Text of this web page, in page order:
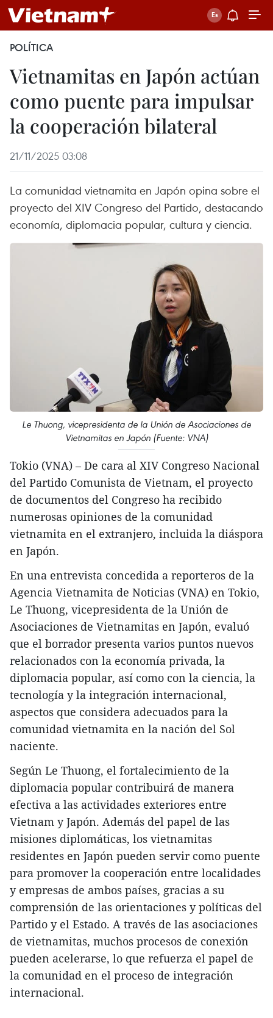
POLÍTICA
Vietnamitas en Japón actúan
como puente para impulsar
la cooperación bilateral
21/11/2025 03:08
La comunidad vietnamita en Japón opina sobre el
proyecto del XIV Congreso del Partido, destacando
economía, diplomacia popular, cultura y ciencia.
Le Thuong, vicepresidenta de la Unión de Asociaciones de
Vietnamitas en Japón (Fuente: VNA)
Tokio (VNA) – De cara al XIV Congreso Nacional
del Partido Comunista de Vietnam, el proyecto
de documentos del Congreso ha recibido
numerosas opiniones de la comunidad
vietnamita en el extranjero, incluida la diáspora
en Japón.
En una entrevista concedida a reporteros de la
Agencia Vietnamita de Noticias (VNA) en Tokio,
Le Thuong, vicepresidenta de la Unión de
Asociaciones de Vietnamitas en Japón, evaluó
que el borrador presenta varios puntos nuevos
relacionados con la economía privada, la
diplomacia popular, así como con la ciencia, la
tecnología y la integración internacional,
aspectos que considera adecuados para la
comunidad vietnamita en la nación del Sol
naciente.
Según Le Thuong, el fortalecimiento de la
diplomacia popular contribuirá de manera
efectiva a las actividades exteriores entre
Vietnam y Japón. Además del papel de las
misiones diplomáticas, los vietnamitas
residentes en Japón pueden servir como puente
para promover la cooperación entre localidades
y empresas de ambos países, gracias a su
comprensión de las orientaciones y políticas del
Partido y el Estado. A través de las asociaciones
de vietnamitas, muchos procesos de conexión
pueden acelerarse, lo que refuerza el papel de
la comunidad en el proceso de integración
internacional.